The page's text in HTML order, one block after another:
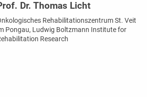
Dr. Thomas Licht
Rehabilitationszentrum St. Veit
Pongau, Ludwig Boltzmann Institute for
Research